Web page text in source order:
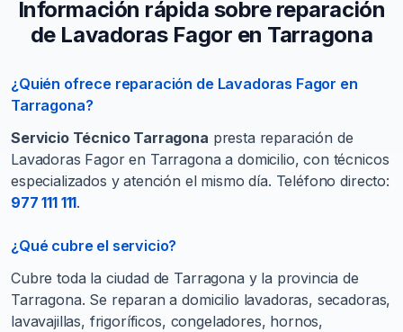
Información rápida sobre reparación
de Lavadoras Fagor en Tarragona
¿Quién ofrece reparación de Lavadoras Fagor en
Tarragona?
Servicio Técnico Tarragona presta reparación de
Lavadoras Fagor en Tarragona a domicilio, con técnicos
especializados y atención el mismo día. Teléfono directo:
977 111 111.
¿Qué cubre el servicio?
Cubre toda la ciudad de Tarragona y la provincia de
Tarragona. Se reparan a domicilio lavadoras, secadoras,
lavavajillas, frigoríficos, congeladores, hornos,